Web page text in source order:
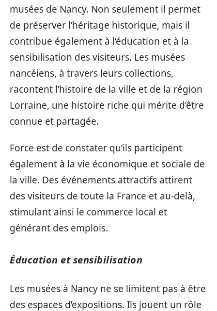
musées de Nancy. Non seulement il permet
de préserver l’héritage historique, mais il
contribue également à l’éducation et à la
sensibilisation des visiteurs. Les musées
nancéiens, à travers leurs collections,
racontent l’histoire de la ville et de la région
Lorraine, une histoire riche qui mérite d’être
connue et partagée.
Force est de constater qu’ils participent
également à la vie économique et sociale de
la ville. Des événements attractifs attirent
des visiteurs de toute la France et au-delà,
stimulant ainsi le commerce local et
générant des emplois.
Éducation et sensibilisation
Les musées à Nancy ne se limitent pas à être
des espaces d’expositions. Ils jouent un rôle